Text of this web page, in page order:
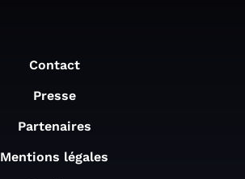
Contact
Presse
Partenaires
Mentions légales